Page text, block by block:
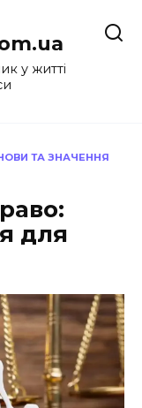
у житті
ТА ЗНАЧЕННЯ
для